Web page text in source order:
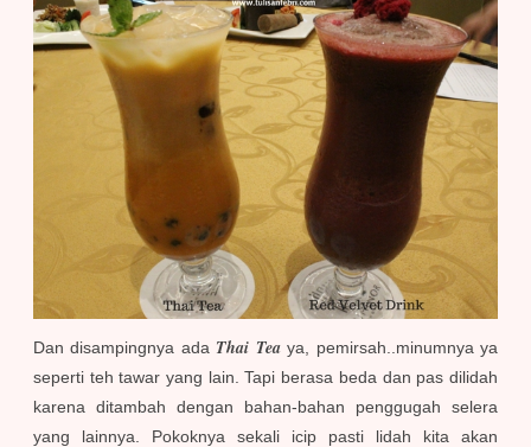
Dan disampingnya ada Thai Teaya, pemirsah..minumnya ya
seperti teh tawar yang lain. Tapi berasa beda dan pas dilidah
karena ditambah dengan bahan-bahan penggugah selera
yang lainnya. Pokoknya sekali icip pasti lidah kita akan